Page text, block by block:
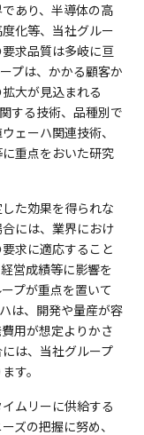
あり、半導体の高
化等、当社グルー
求品質は多岐に亘
プは、かかる顧客か
大が見込まれる
する技術、品種別で
ェーハ関連技術、
重点をおいた研究
た効果を得られな
には、業界におけ
求に適応すること
営成績等に影響を
プが重点を置いて
は、開発や量産が容
用が想定よりかさ
は、当社グループ
す。
ムリーに供給する
ズの把握に努め、